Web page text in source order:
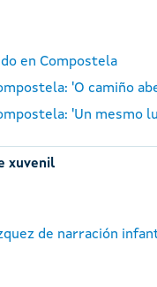
en Compostela
'O camiño
'Un
xuvenil
de narración